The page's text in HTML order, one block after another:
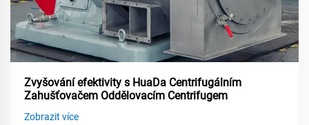
Zvyšování efektivity s HuaDa Centrifugálním
Zahušťovačem Oddělovacím Centrifugem
Zobrazit více